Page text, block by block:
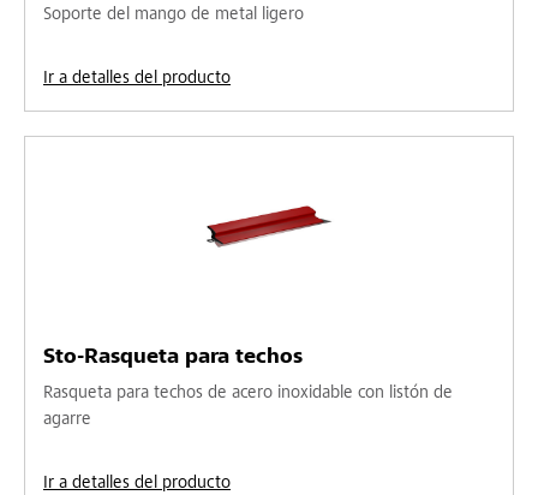
Soporte del mango de metal ligero
Ir a detalles del producto
Sto-Rasqueta para techos
Rasqueta para techos de acero inoxidable con listón de
agarre
Ir a detalles del producto